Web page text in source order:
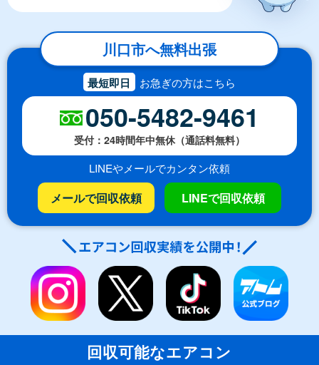
川口市へ無料出張
最短即日 お急ぎの方はこちら
050-5482-9461
受付：24時間年中無休（通話料無料）
LINEやメールでカンタン依頼
メールで回収依頼 LINEで回収依頼
回収可能なエアコン